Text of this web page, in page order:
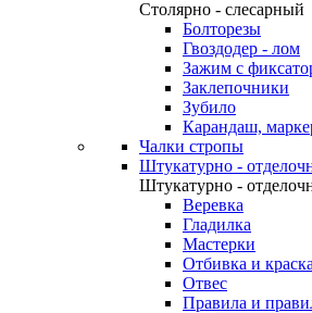
Столярно - слесарный
Болторезы
Гвоздодер - лом
Зажим с
Заклепочники
Зубило
Карандаш,
Чалки стропы
Штукатурно -
Штукатурно -
Веревка
Гладилка
Мастерки
Отбивка и краска
Отвес
Правила и